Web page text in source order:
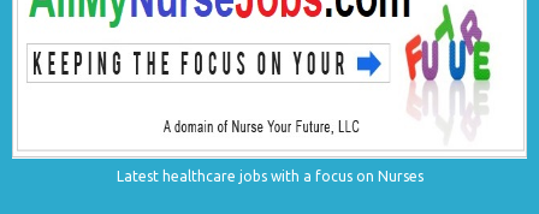
Latest healthcare jobs with a focus on Nurses